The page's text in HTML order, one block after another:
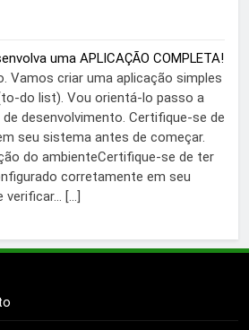
uma APLICAÇÃO COMPLETA!
Vamos criar uma aplicação simples
do list). Vou orientá-lo passo a
desenvolvimento. Certifique-se de
seu sistema antes de começar.
do ambienteCertifique-se de ter
corretamente em seu
[…]